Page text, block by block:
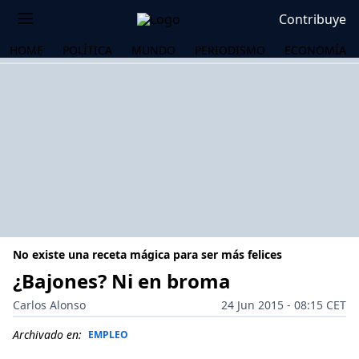
Contribuye
HOME POLÍTICA MUNDO PERIODISMO ECONOMÍA
No existe una receta mágica para ser más felices
¿Bajones? Ni en broma
Carlos Alonso
24 Jun 2015 - 08:15 CET
Archivado en: EMPLEO